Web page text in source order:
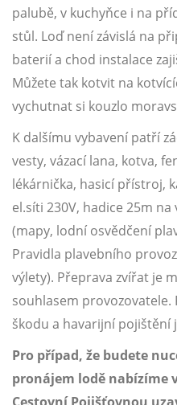
palubě, v kuchyňce i na
stůl. Loď není závislá na
baterií a chod instalace
Můžete tak kotvit na
vychutnat si kouzlo
K dalšímu vybavení patří
vesty, vázací lana, kotva,
lékárnička, hasicí přístroj,
el.síti 230V, hadice 25m
(mapy, lodní osvědčení
Pravidla plavebního
výlety). Přeprava zvířat je
souhlasem
škodu a havarijní pojištění
Pro případ, že budete
pronájem lodě nabízíme